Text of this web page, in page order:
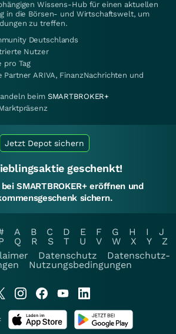
Wissens-Hub für einen aktuellen
in die Börsen- und Wirtschaftswelt, um
zu treffen.
Deutschlands
Nutzer
pro Tag
Partner ARIVA, FinanzNachrichten und
beim SMARTBROKER+
Jetzt Depot sichern
geschenkt!
SMARTBROKER+ eröffnen und
sichern.
A B C D E F G H I
J
Q R S T U V W X Y
Z
Datenschutz
Datenschutz-
Nutzungsbedingungen